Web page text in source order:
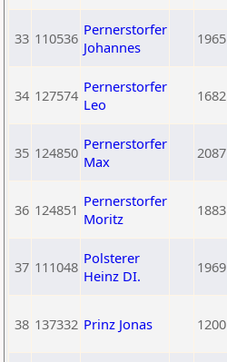
33 110536 Pernerstorfer
Johannes
1965
34 127574 Pernerstorfer
Leo
1682
35 124850 Pernerstorfer
Max
2087
36 124851 Pernerstorfer
Moritz
1883
37 111048 Polsterer
Heinz DI.
1969
38 137332 Prinz Jonas 1200